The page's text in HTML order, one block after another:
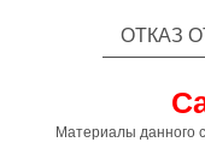
ОТКАЗ
Материалы данного